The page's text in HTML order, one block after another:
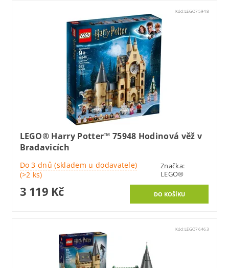
Kód:LEGO75948
LEGO® Harry Potter™ 75948 Hodinová věž v
Bradavicích
Do 3 dnů (skladem u dodavatele)
(>2 ks)
Značka:
LEGO®
3 119 Kč
Kód:LEGO76463